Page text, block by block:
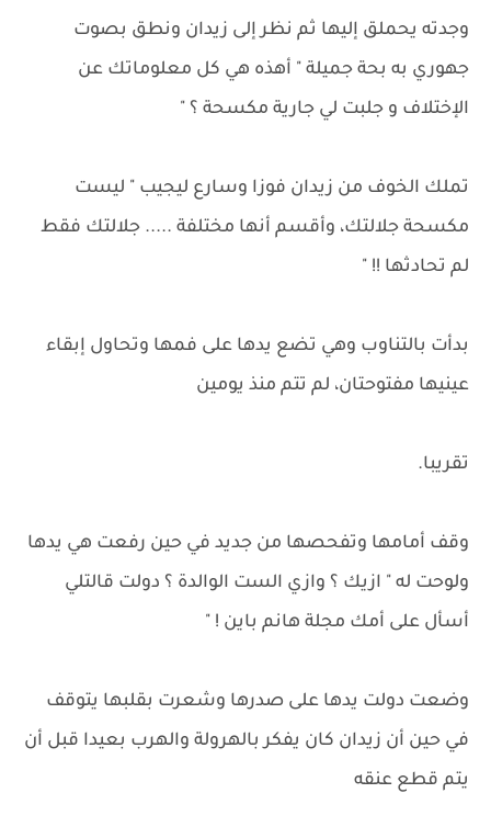
وجدته يحملق إليها ثم نظر إلى زيدان ونطق بصوت
جهوري به بحة جميلة " أهذه هي كل معلوماتك عن
الإختلاف و جلبت لي جارية مكسحة ؟ "
تملك الخوف من زيدان فوزا وسارع ليجيب " ليست
مكسحة جلالتك، وأقسم أنها مختلفة ..... جلالتك فقط
لم تحادثها !! "
بدأت بالتناوب وهي تضع يدها على فمها وتحاول إبقاء
عينيها مفتوحتان، لم تتم منذ يومين
تقريبا.
وقف أمامها وتفحصها من جديد في حين رفعت هي يدها
ولوحت له " ازيك ؟ وازي الست الوالدة ؟ دولت قالتلي
أسأل على أمك مجلة هانم باين ! "
وضعت دولت يدها على صدرها وشعرت بقلبها يتوقف
في حين أن زيدان كان يفكر بالهرولة والهرب بعيدا قبل أن
يتم قطع عنقه